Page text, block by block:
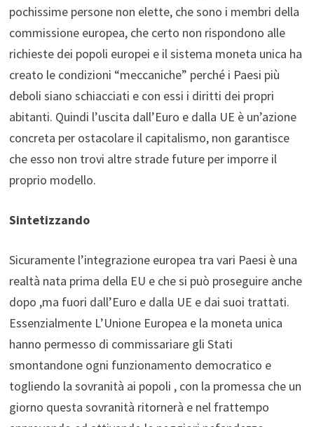
pochissime persone non elette, che sono i membri della
commissione europea, che certo non rispondono alle
richieste dei popoli europei e il sistema moneta unica ha
creato le condizioni “meccaniche” perché i Paesi più
deboli siano schiacciati e con essi i diritti dei propri
abitanti. Quindi l’uscita dall’Euro e dalla UE è un’azione
concreta per ostacolare il capitalismo, non garantisce
che esso non trovi altre strade future per imporre il
proprio modello.
Sintetizzando
Sicuramente l’integrazione europea tra vari Paesi è una
realtà nata prima della EU e che si può proseguire anche
dopo ,ma fuori dall’Euro e dalla UE e dai suoi trattati.
Essenzialmente L’Unione Europea e la moneta unica
hanno permesso di commissariare gli Stati
smontandone ogni funzionamento democratico e
togliendo la sovranità ai popoli , con la promessa che un
giorno questa sovranità ritornerà e nel frattempo